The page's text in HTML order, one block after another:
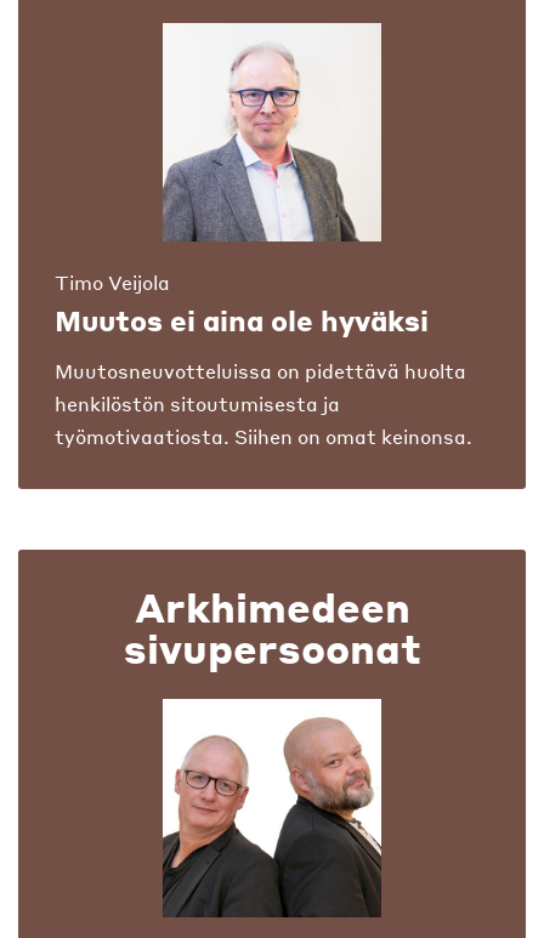
Timo Veijola
Muutos ei aina ole hyväksi
Muutosneuvotteluissa on pidettävä huolta
henkilöstön sitoutumisesta ja
työmotivaatiosta. Siihen on omat keinonsa.
Arkhimedeen
sivupersoonat